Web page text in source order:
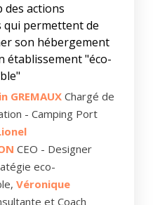
des actions
qui permettent de
son hébergement
établissement "éco-
GREMAUXChargé de
- Camping Port
CEO - Designer
eco-
Véronique
et Coach